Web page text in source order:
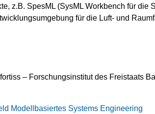
z.B. SpesML (SysML Workbench für die
für die Luft- und
– Forschungsinstitut des Freistaats
Modellbasiertes Systems Engineering